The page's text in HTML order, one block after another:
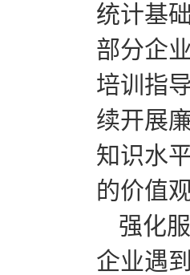
统计基
部分企
培训指
续开展
知识水
的价值
强化
企业遇